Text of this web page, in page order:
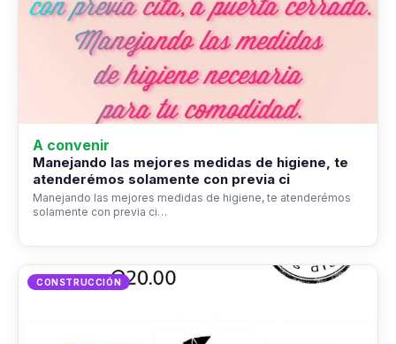
A convenir
Manejando las mejores medidas de higiene, te
atenderémos solamente con previa ci
Manejando las mejores medidas de higiene, te atenderémos
solamente con previa ci…
CONSTRUCCIÓN